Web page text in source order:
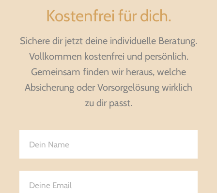
Kostenfrei für dich.
Sichere dir jetzt deine individuelle Beratung.
Vollkommen kostenfrei und persönlich.
Gemeinsam finden wir heraus, welche
Absicherung oder Vorsorgelösung wirklich
zu dir passt.